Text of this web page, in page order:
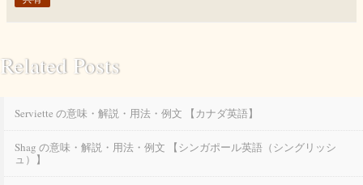
Related Posts
Serviette の意味・解説・用法・例文 【カナダ英語】
Shag の意味・解説・用法・例文 【シンガポール英語（シングリッシ
ュ）】